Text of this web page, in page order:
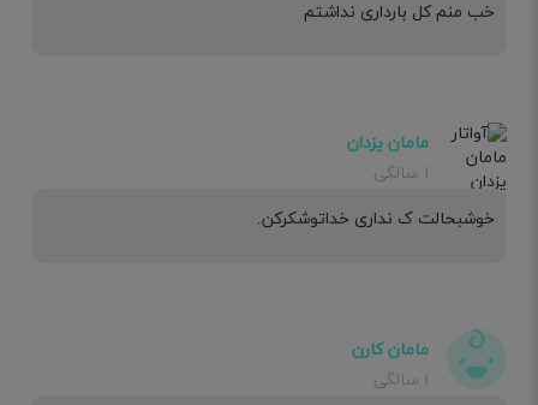
خب منم کل بارداری نداشتم
مامان یزدان
۱ سالگی
خوشبحالت ک نداری خداتوشکرکن.
مامان کارن
۱ سالگی